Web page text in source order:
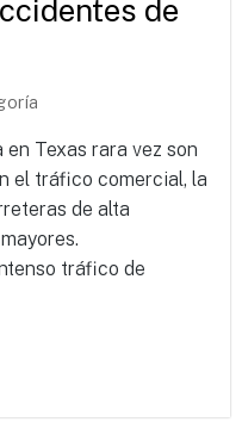
de
Texas rara vez son
el tráfico comercial, la
de alta
tráfico de